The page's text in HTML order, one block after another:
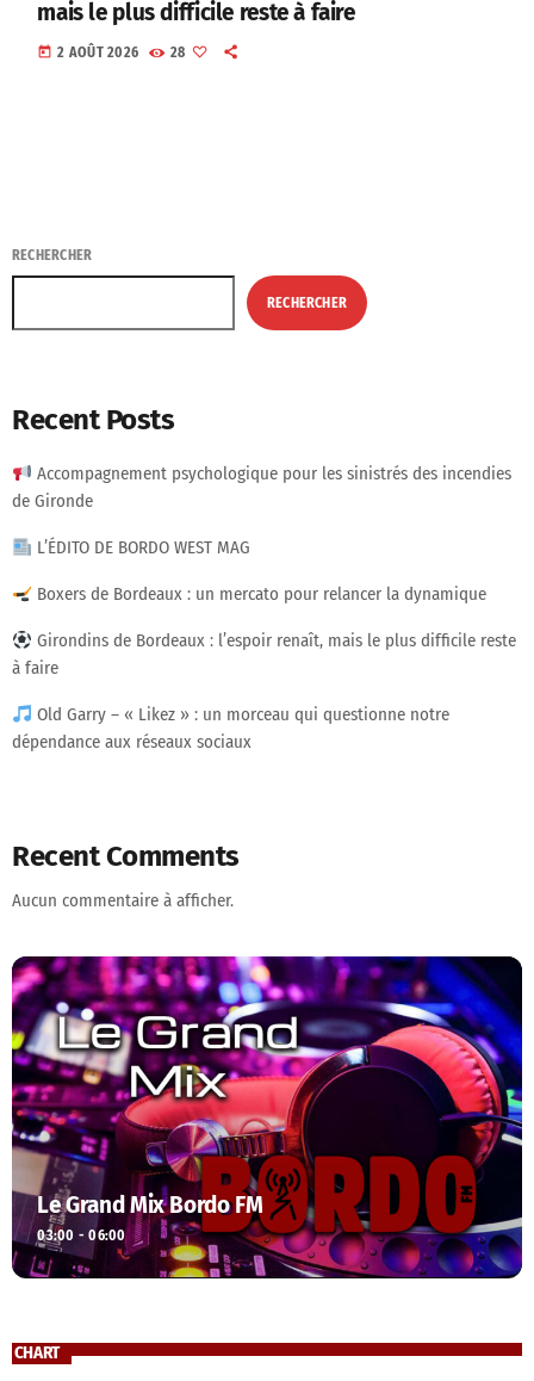
mais le plus difficile reste à faire
today 2 AOÛT 2026 28
RECHERCHER
RECHERCHER
Recent Posts
Accompagnement psychologique pour les sinistrés des incendies
de Gironde
L’ÉDITO DE BORDO WEST MAG
Boxers de Bordeaux : un mercato pour relancer la dynamique
Girondins de Bordeaux : l’espoir renaît, mais le plus difficile reste
à faire
Old Garry – « Likez » : un morceau qui questionne notre
dépendance aux réseaux sociaux
Recent Comments
Aucun commentaire à afficher.
Le Grand Mix Bordo FM
03:00 - 06:00
CHART